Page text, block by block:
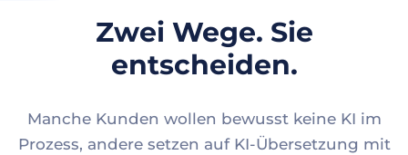
Zwei Wege. Sie
entscheiden.
Manche Kunden wollen bewusst keine KI im
Prozess, andere setzen auf KI-Übersetzung mit